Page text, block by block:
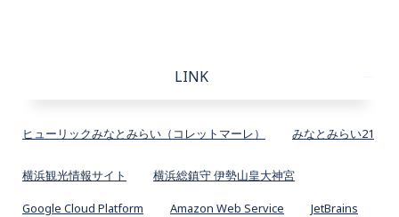
LINK
ヒューリックみなとみらい（コレットマーレ） みなとみらい21
横浜観光情報サイト 横浜総鎮守 伊勢山皇大神宮
Google Cloud Platform Amazon Web Service JetBrains